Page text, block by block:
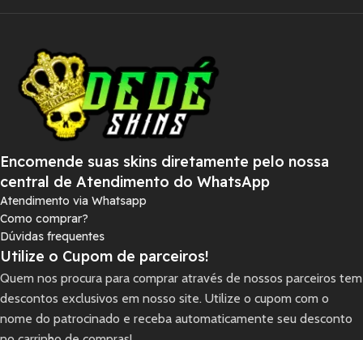
Encomende suas skins diretamente pelo nossa
central de Atendimento do WhatsApp
Atendimento via Whatsapp
Como comprar?
Dúvidas frequentes
Utilize o Cupom de parceiros!
Quem nos procura para comprar através de nossos parceiros tem
descontos exclusivos em nosso site. Utilize o cupom com o
nome do patrocinado e receba automaticamente seu desconto